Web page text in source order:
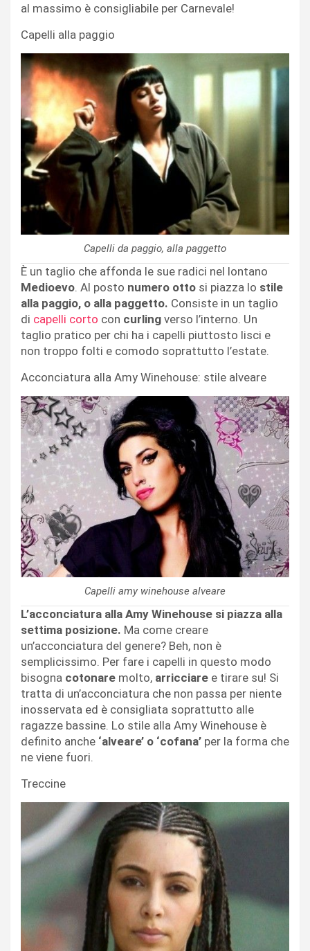
al massimo è consigliabile per Carnevale!
Capelli alla paggio
Capelli da paggio, alla paggetto
È un taglio che affonda le sue radici nel lontano
Medioevo. Al posto numero otto si piazza lo stile
alla paggio, o alla paggetto. Consiste in un taglio
di capelli corto con curling verso l’interno. Un
taglio pratico per chi ha i capelli piuttosto lisci e
non troppo folti e comodo soprattutto l’estate.
Acconciatura alla Amy Winehouse: stile alveare
Capelli amy winehouse alveare
L’acconciatura alla Amy Winehouse si piazza alla
settima posizione. Ma come creare
un’acconciatura del genere? Beh, non è
semplicissimo. Per fare i capelli in questo modo
bisogna cotonare molto, arricciare e tirare su! Si
tratta di un’acconciatura che non passa per niente
inosservata ed è consigliata soprattutto alle
ragazze bassine. Lo stile alla Amy Winehouse è
definito anche ‘alveare’ o ‘cofana’ per la forma che
ne viene fuori.
Treccine